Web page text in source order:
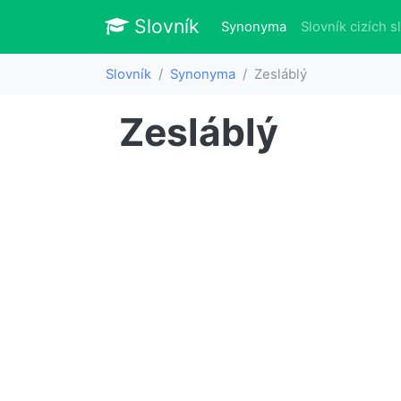
Slovník Slovník
Synonyma(aktuálně)
Slovník cizích
Slovník Synonyma Zesláblý
Zesláblý